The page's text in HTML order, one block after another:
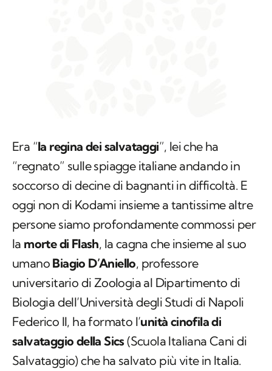
Era “la regina dei salvataggi”, lei che ha
“regnato” sulle spiagge italiane andando in
soccorso di decine di bagnanti in difficoltà. E
oggi non di Kodami insieme a tantissime altre
persone siamo profondamente commossi per
la morte di Flash, la cagna che insieme al suo
umano Biagio D’Aniello, professore
universitario di Zoologia al Dipartimento di
Biologia dell’Università degli Studi di Napoli
Federico II, ha formato l’unità cinofila di
salvataggio della Sics(Scuola Italiana Cani di
Salvataggio) che ha salvato più vite in Italia.